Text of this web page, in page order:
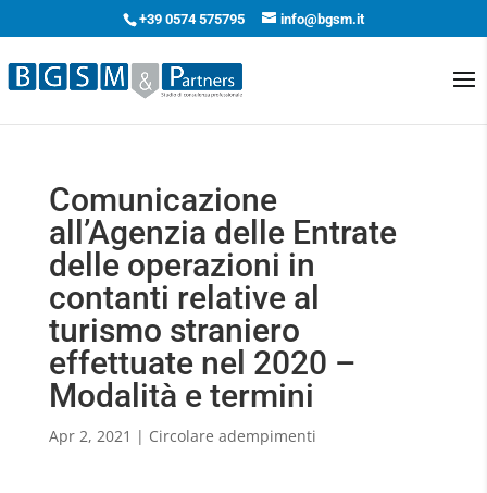
+39 0574 575795 info@bgsm.it
Comunicazione
all’Agenzia delle Entrate
delle operazioni in
contanti relative al
turismo straniero
effettuate nel 2020 –
Modalità e termini
Apr 2, 2021 | Circolare adempimenti